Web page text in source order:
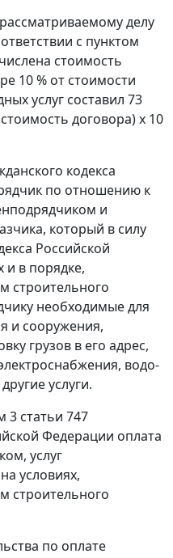
делу
с пунктом
стоимость
10 % от стоимости
услуг составил 73
договора) х 10
кодекса
по отношению к
и
который в силу
Российской
и в порядке,
строительного
необходимые для
и сооружения,
грузов в его адрес,
водо-
услуги.
3 статьи 747
Федерации оплата
услуг
условиях,
строительного
по оплате